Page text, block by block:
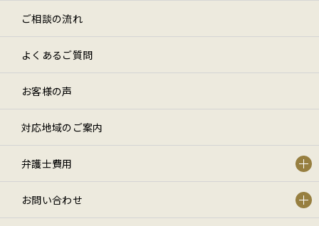
ご相談の流れ
よくあるご質問
お客様の声
対応地域のご案内
弁護士費用
お問い合わせ